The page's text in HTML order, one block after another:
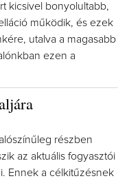
kicsivel bonyolultabb,
működik, és ezek
utalva a magasabb
ezen a
részben
az aktuális fogyasztói
Ennek a célkitűzésnek